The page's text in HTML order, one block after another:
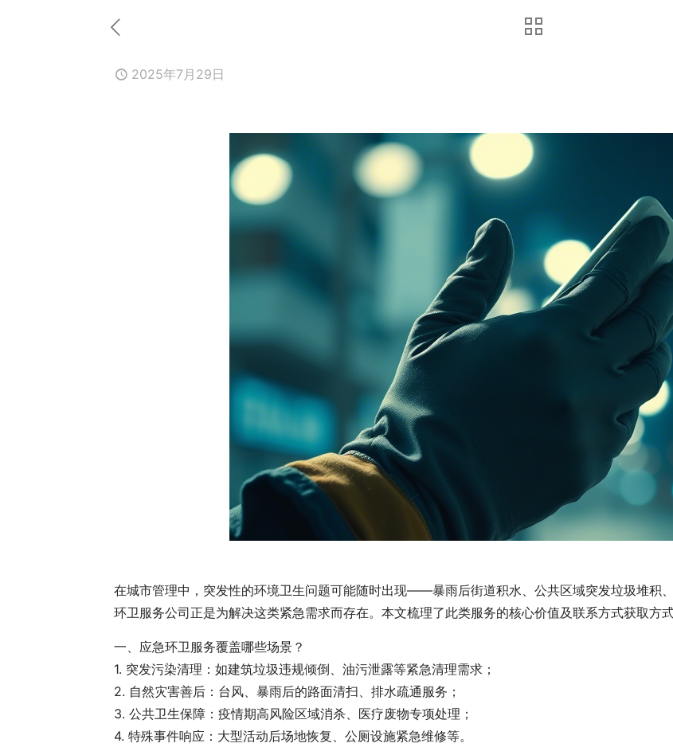
2025年7月29日
在城市管理中，突发性的环境卫生问题可能随时出现——暴雨后街道积水、公共区域突发垃圾堆积
环卫服务公司正是为解决这类紧急需求而存在。本文梳理了此类服务的核心价值及联系方式获取方
一、应急环卫服务覆盖哪些场景？
1. 突发污染清理：如建筑垃圾违规倾倒、油污泄露等紧急清理需求；
2. 自然灾害善后：台风、暴雨后的路面清扫、排水疏通服务；
3. 公共卫生保障：疫情期高风险区域消杀、医疗废物专项处理；
4. 特殊事件响应：大型活动后场地恢复、公厕设施紧急维修等。